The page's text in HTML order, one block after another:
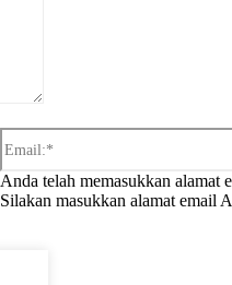
Anda telah memasukkan alamat
Silakan masukkan alamat email